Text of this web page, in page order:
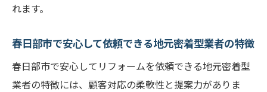
れます。
春日部市で安心して依頼できる地元密着型業者の特徴
春日部市で安心してリフォームを依頼できる地元密着型
業者の特徴には、顧客対応の柔軟性と提案力がありま